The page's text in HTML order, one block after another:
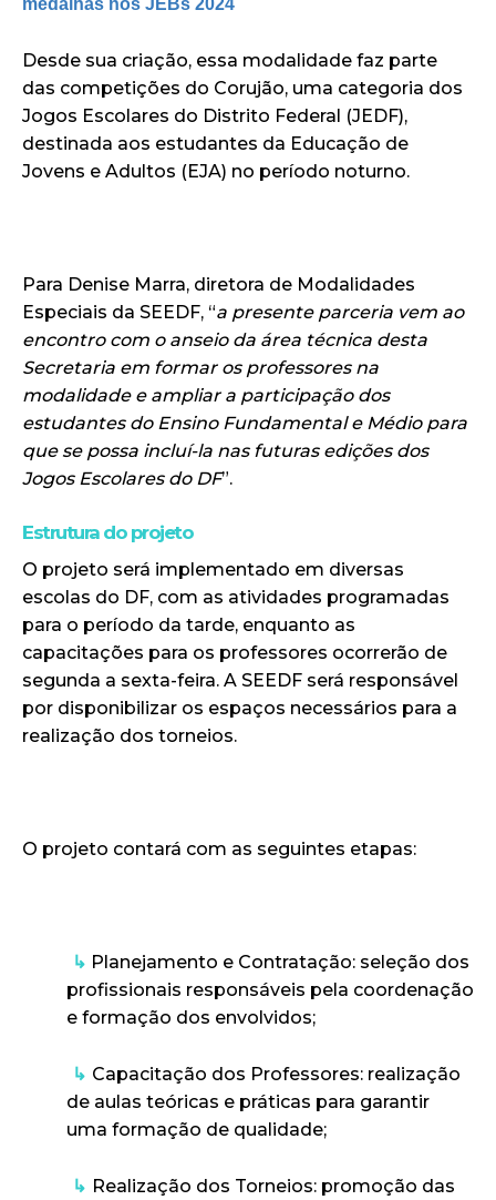
medalhas nos JEBs 2024
Desde sua criação, essa modalidade faz parte
das competições do Corujão, uma categoria dos
Jogos Escolares do Distrito Federal (JEDF),
destinada aos estudantes da Educação de
Jovens e Adultos (EJA) no período noturno.
Para Denise Marra, diretora de Modalidades
Especiais da SEEDF, “a presente parceria vem ao
encontro com o anseio da área técnica desta
Secretaria em formar os professores na
modalidade e ampliar a participação dos
estudantes do Ensino Fundamental e Médio para
que se possa incluí-la nas futuras edições dos
Jogos Escolares do DF”.
Estrutura do projeto
O projeto será implementado em diversas
escolas do DF, com as atividades programadas
para o período da tarde, enquanto as
capacitações para os professores ocorrerão de
segunda a sexta-feira. A SEEDF será responsável
por disponibilizar os espaços necessários para a
realização dos torneios.
O projeto contará com as seguintes etapas:
↳ Planejamento e Contratação: seleção dos
profissionais responsáveis pela coordenação
e formação dos envolvidos;
↳ Capacitação dos Professores: realização
de aulas teóricas e práticas para garantir
uma formação de qualidade;
↳ Realização dos Torneios: promoção das